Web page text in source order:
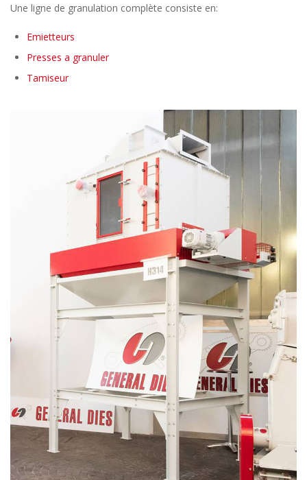
Une ligne de granulation complète consiste en:
Emietteurs
Presses a granuler
Tamiseur